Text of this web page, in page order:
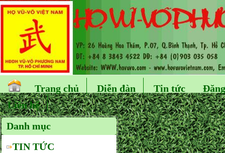
Trang chủ Diễn đàn Tin tức
Liên hệ
Danh mục
TIN TỨC